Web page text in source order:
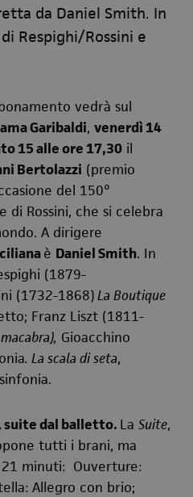
da Daniel Smith. In
Respighi/Rossini e
vedrà sul
Garibaldi, venerdì 14
15 alle ore 17,30 il
Bertolazzi (premio
del 150°
di Rossini, che si celebra
A dirigere
è Daniel Smith. In
(1879-
(1732-1868)La Boutique
Franz Liszt (1811-
Gioacchino
. La scala di seta,
suite dal balletto. La Suite,
tutti i brani, ma
minuti: Ouverture:
Allegro con brio;